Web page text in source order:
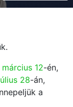
március 12-én,
28-án,
a